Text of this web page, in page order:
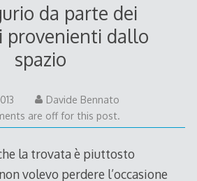
da parte dei
provenienti dallo
spazio
Davide Bennato
are off for this post.
la trovata è piuttosto
volevo perdere l’occasione